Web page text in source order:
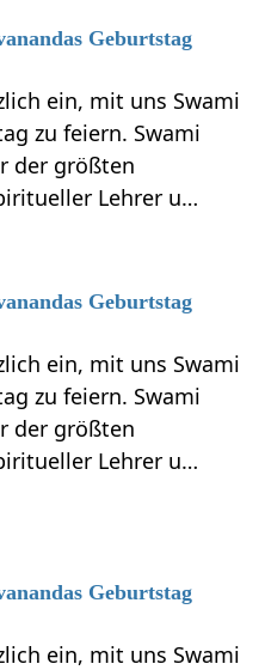
Geburtstag
ein, mit uns Swami
zu feiern. Swami
der größten
Lehrer u…
Geburtstag
ein, mit uns Swami
zu feiern. Swami
der größten
Lehrer u…
Geburtstag
ein, mit uns Swami